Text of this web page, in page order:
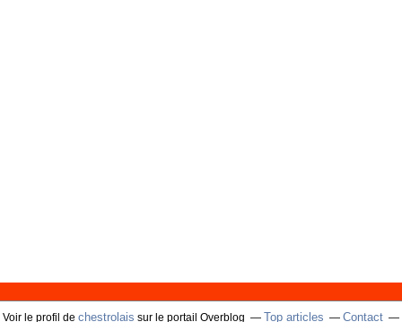
Voir le profil de chestrolais sur le portail Overblog Top articles Contact